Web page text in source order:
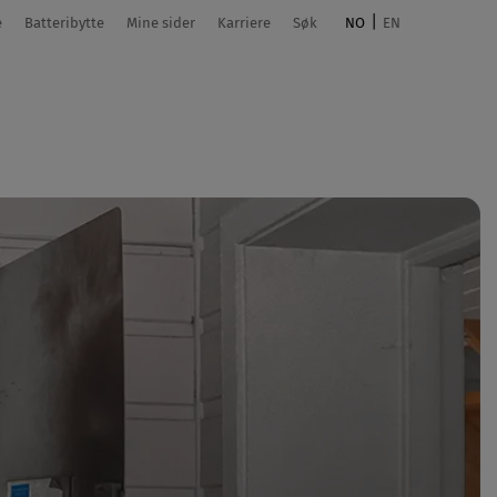
Batteribytte Mine sider Karriere Søk NO EN